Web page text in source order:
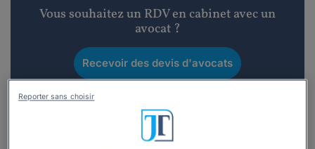
Vous souhaitez un RDV en cabinet avec un
avocat ?
Recevoir des devis d'avocats
Reporter sans choisir